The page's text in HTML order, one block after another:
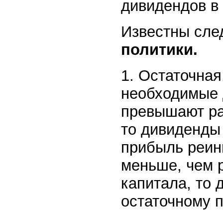
дивидендов
Известны
политики.
1.
необходимые
превышают
то
прибыль
меньше, чем
капитала, то
остаточному